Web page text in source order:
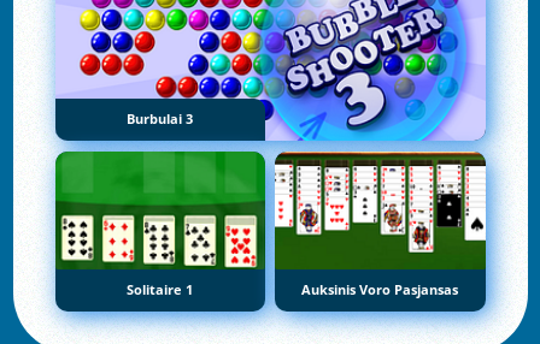
Burbulai 3
Solitaire 1 Auksinis Voro Pasjansas